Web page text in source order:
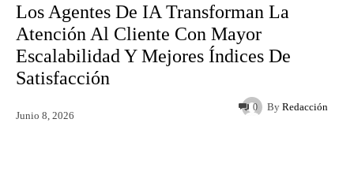
Los Agentes De IA Transforman La
Atención Al Cliente Con Mayor
Escalabilidad Y Mejores Índices De
Satisfacción
By Redacción
Junio 8, 2026
0